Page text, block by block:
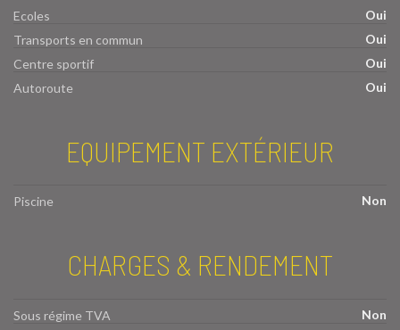
Ecoles
Oui
Transports en commun
Oui
Centre sportif
Oui
Autoroute
Oui
EQUIPEMENT EXTÉRIEUR
Piscine Non
CHARGES & RENDEMENT
Sous régime TVA
Non